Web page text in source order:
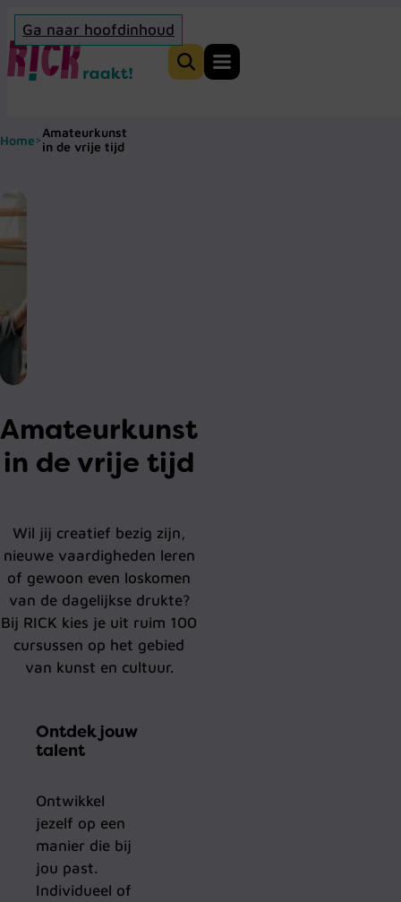
Ga naar hoofdinhoud
Home
Zoeken
Home>Amateurkunst
in de vrije tijd
Amateurkunst
in de vrije tijd
Wil jij creatief bezig zijn,
nieuwe vaardigheden leren
of gewoon even loskomen
van de dagelijkse drukte?
Bij RICK kies je uit ruim 100
cursussen op het gebied
van kunst en cultuur.
Ontdek jouw
talent
Ontwikkel
jezelf op een
manier die bij
jou past.
Individueel of